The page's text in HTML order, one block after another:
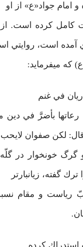
امام جواد«ع» از او
كامل كرده است. از
آمده است، روايتي
كه مي­فرمايد:
في غنم
رعاتها بأضرَّ في
قال: لكن صفوان لايحب
گرگ خونخوار در
گفته، زيانبارتر
رياست و مقام